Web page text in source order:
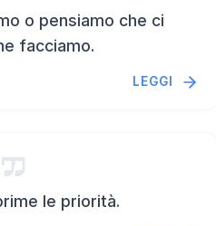
o pensiamo che ci
facciamo.
LEGGI
le priorità.